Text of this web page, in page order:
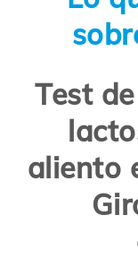
Test
aliento